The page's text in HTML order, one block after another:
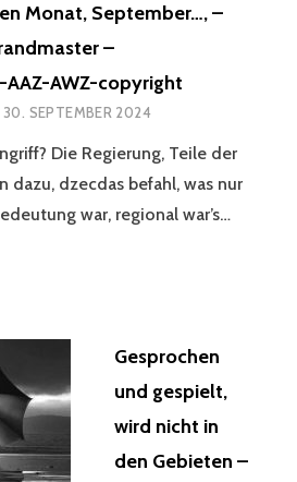
L
L
I
Monat, September…, –
–
AAZ-AWZ-copyright
30. SEPTEMBER 2024
Die Regierung, Teile der
dazu, dzecdas befahl, was nur
war, regional war’s…
Gesprochen
und gespielt,
wird nicht in
den Gebieten –